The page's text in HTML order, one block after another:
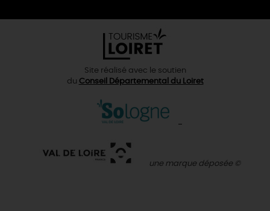
Site réalisé avec le soutien
du Conseil Départemental du Loiret
une marque déposée ©